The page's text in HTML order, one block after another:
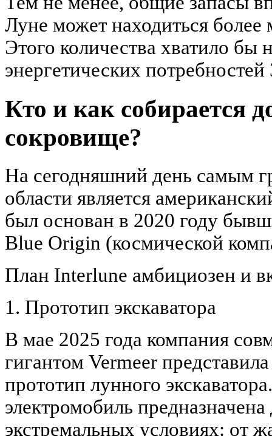
Луне может находиться более
Этого количества хватило бы
энергетических
Кто и как собирается
сокровище?
На сегодняшний день самым
области является
был основан в 2020 году
Blue Origin (космической
План Interlune амбициозен и
1. Прототип экскаватора
В мае 2025 года компания
гигантом Vermeer
прототип лунного
электромобиль
экстремальных условиях: от